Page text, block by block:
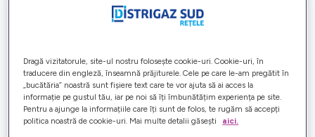
LiveChat Distrigaz Sud
Rețele
Dragă vizitatorule, site-ul nostru folosește cookie-uri. Cookie-uri, în
traducere din engleză, înseamnă prăjiturele. Cele pe care le-am pregătit în
„bucătăria” noastră sunt fișiere text care te vor ajuta să ai acces la
informație pe gustul tău, iar pe noi să îți îmbunătățim experiența pe site.
Pentru a ajunge la informațiile care îți sunt de folos, te rugăm să accepți
politica noastră de cookie-uri. Mai multe detalii găsești
aici.